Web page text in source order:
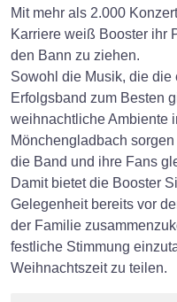
Mit mehr als 2.000
Karriere weiß Booster ihr
den Bann zu ziehen.
Sowohl die Musik, die die
Erfolgsband zum Besten
weihnachtliche Ambiente
Mönchengladbach
die Band und ihre Fans
Damit bietet die Booster
Gelegenheit bereits vor
der Familie
festliche Stimmung
Weihnachtszeit zu teilen.